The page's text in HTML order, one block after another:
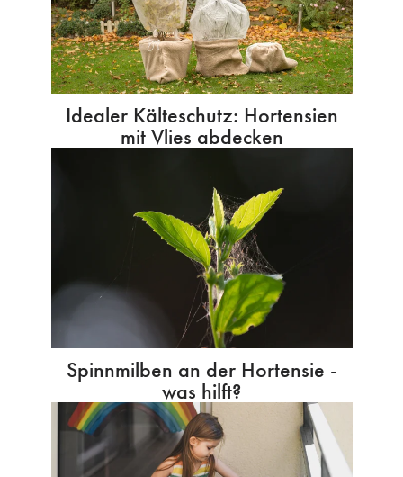
Idealer Kälteschutz: Hortensien
mit Vlies abdecken
Spinnmilben an der Hortensie -
was hilft?